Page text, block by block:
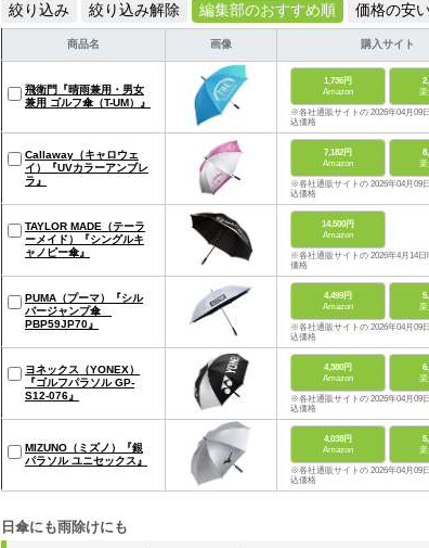
絞り込み 絞り込み解除 編集部のおすすめ順 価格の安
商品名 画像 購入サイト
飛衛門『晴雨兼用・男女
兼用 ゴルフ傘（T-UM）』
1,736円
Amazon
楽
※各社通販サイトの 2026年04月09
込価格
Callaway（キャロウェ
イ）『UVカラーアンブレ
ラ』
7,182円
Amazon
楽
※各社通販サイトの 2026年04月09
込価格
TAYLOR MADE（テーラ
ーメイド）『シングルキ
ャノピー傘』
14,500円
Amazon
※各社通販サイトの 2026年4月14
価格
PUMA（プーマ）『シル
バージャンプ傘
PBP59JP70』
4,499円
Amazon
楽
※各社通販サイトの 2026年04月09
込価格
ヨネックス（YONEX）
『ゴルフパラソル GP-
S12-076』
4,380円
Amazon
楽
※各社通販サイトの 2026年04月09
込価格
MIZUNO（ミズノ）『銀
パラソル ユニセックス』
4,038円
Amazon
楽
※各社通販サイトの 2026年04月09
込価格
日傘にも雨除けにも